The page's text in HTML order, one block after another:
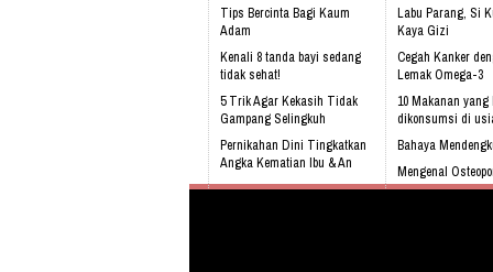
Tips Bercinta Bagi Kaum
Adam
Kenali 8 tanda bayi sedang
tidak sehat!
5 Trik Agar Kekasih Tidak
Gampang Selingkuh
Pernikahan Dini Tingkatkan
Angka Kematian Ibu & An
Sering Mengalami Mimpi
Labu Parang, Si
Kaya Gizi
Cegah Kanker
Lemak Omega-3
10 Makanan yang
dikonsumsi di
Bahaya
Mengenal
sejak dini